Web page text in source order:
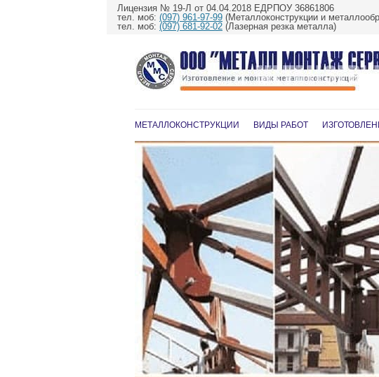
Лицензия № 19-Л от 04.04.2018 ЕДРПОУ 36861806
тел. моб: (097) 961-97-99 (Металлоконструкции и
тел. моб: (097) 681-92-02 (Лазерная резка металла)
МЕТАЛЛОКОНСТРУКЦИИ ВИДЫ РАБОТ